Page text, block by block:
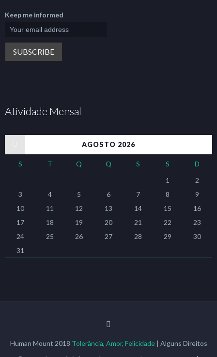
Keep me informed
Atividade Mensal
AGOSTO 2026
S T Q Q S S D
1
2
3
4 5 6 7 8
9
10
11 12 13 14 15
16
17
18 19 20 21 22
23
24
25 26 27 28 29
30
31
Human Mount 2018 Tolerância, Amor, Felicidade| Alguns Direitos